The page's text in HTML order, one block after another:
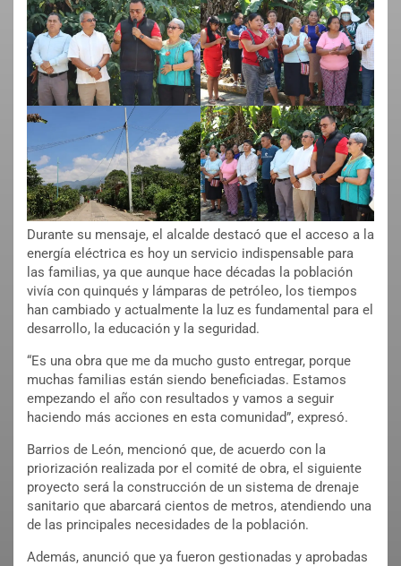
Durante su mensaje, el alcalde destacó que el acceso a la
energía eléctrica es hoy un servicio indispensable para
las familias, ya que aunque hace décadas la población
vivía con quinqués y lámparas de petróleo, los tiempos
han cambiado y actualmente la luz es fundamental para el
desarrollo, la educación y la seguridad.
“Es una obra que me da mucho gusto entregar, porque
muchas familias están siendo beneficiadas. Estamos
empezando el año con resultados y vamos a seguir
haciendo más acciones en esta comunidad”, expresó.
Barrios de León, mencionó que, de acuerdo con la
priorización realizada por el comité de obra, el siguiente
proyecto será la construcción de un sistema de drenaje
sanitario que abarcará cientos de metros, atendiendo una
de las principales necesidades de la población.
Además, anunció que ya fueron gestionadas y aprobadas